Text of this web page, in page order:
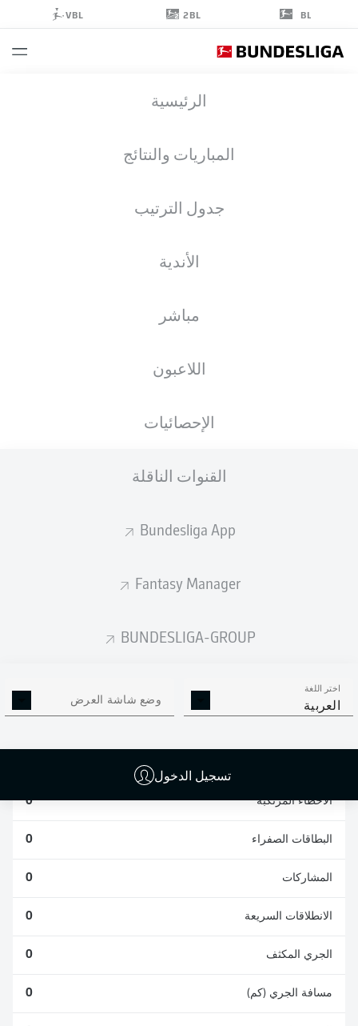
BL
2BL
VBL
الرئيسية
المباريات والنتائج
جدول الترتيب
الأندية
مباشر
اللاعبون
الإحصائيات
القنوات الناقلة
Bundesliga App
Fantasy Manager
BUNDESLIGA-GROUP
اختر اللغة
العربية وضع شاشة العرض
تسجيل الدخول
08.08.2002
إحصائيات موسم 2026/2027
الافتكاكات الناجحة
الأخطاء المرتكبة 0
البطاقات الصفراء 0
المشاركات 0
الانطلاقات السريعة 0
الجري المكثف 0
مسافة الجري (كم) 0